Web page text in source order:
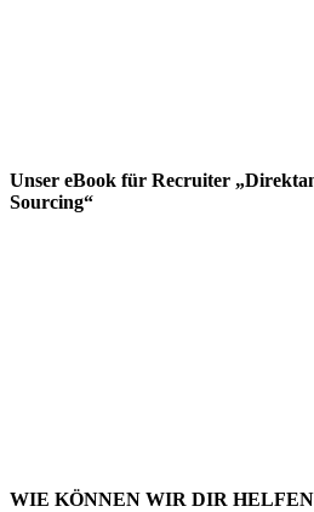
Unser eBook für Recruiter
Sourcing“
WIE KÖNNEN WIR DIR